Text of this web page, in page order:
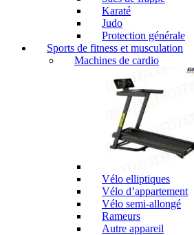
Karaté
Judo
Protection générale
Sports de fitness et musculation
Machines de cardio
Vélo elliptiques
Vélo d’appartement
Vélo semi-allongé
Rameurs
Autre appareil